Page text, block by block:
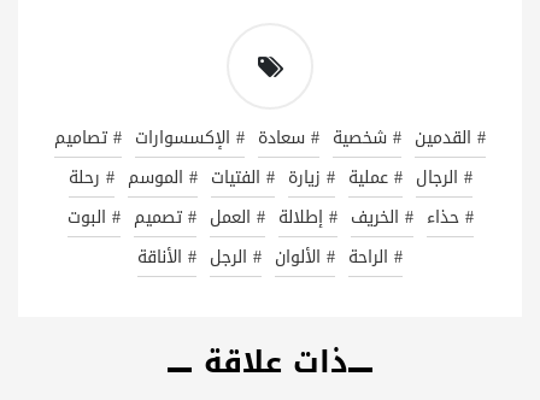
# القدمين # شخصية # سعادة # الإكسسوارات # تصاميم
# الرجال # عملية # زيارة # الفتيات # الموسم # رحلة
# حذاء # الخريف # إطلالة # العمل # تصميم # البوت
# الراحة # الألوان # الرجل # الأناقة
ذات علاقة